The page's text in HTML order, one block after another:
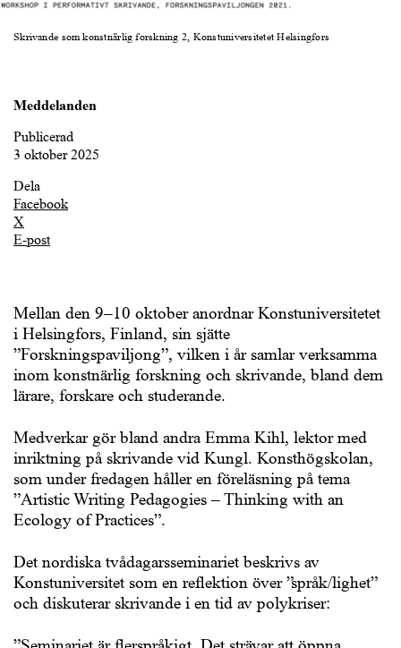
Skri­van­de som konst­när­lig forsk­ning 2, Konstuniversitetet Helsingfors
Meddelanden
Publicerad
3 oktober 2025
Dela
Facebook
X
E-post
Mellan den 9–10 oktober anordnar Konstuniversitetet
i Helsingfors, Finland, sin sjätte
”Forskningspaviljong”, vilken i år samlar verksamma
inom konstnärlig forskning och skrivande, bland dem
lärare, forskare och studerande.
Medverkar gör bland andra Emma Kihl, lektor med
inriktning på skrivande vid Kungl. Konsthögskolan,
som under fredagen håller en föreläsning på tema
”Artistic Writing Pedagogies – Thinking with an
Ecology of Practices”.
Det nordiska tvådagarsseminariet beskrivs av
Konstuniversitet som en reflektion över ”språk/lighet”
och diskuterar skrivande i en tid av polykriser: